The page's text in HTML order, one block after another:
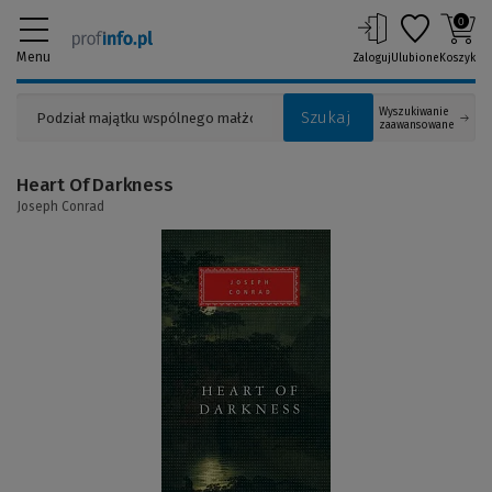
Menu
Szukaj
Wyszukiwanie
zaawansowane
ZalogujUlubione
0
Koszyk
Heart Of Darkness
Joseph Conrad